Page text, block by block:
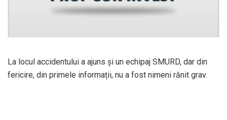
La locul accidentului a ajuns și un echipaj SMURD, dar din
fericire, din primele informații, nu a fost nimeni rănit grav.